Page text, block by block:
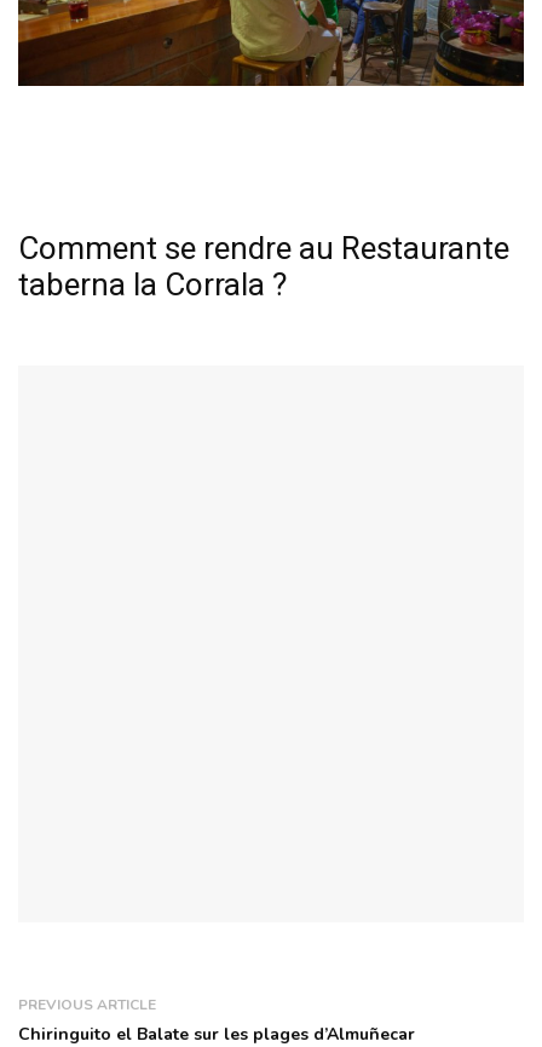
Comment se rendre au Restaurante
taberna la Corrala ?
PREVIOUS ARTICLE
Chiringuito el Balate sur les plages d’Almuñecar